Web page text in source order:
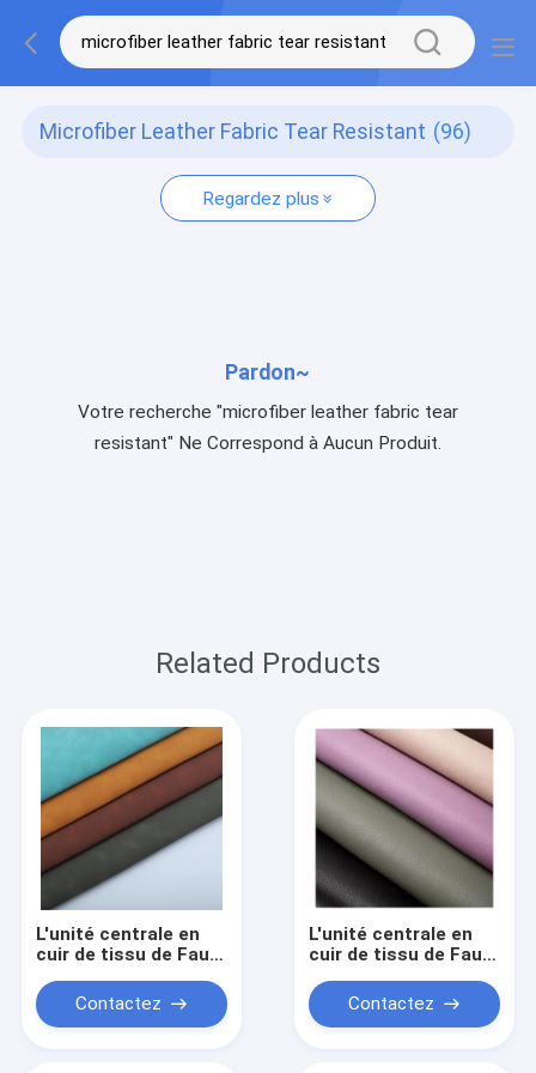
Microfiber Leather Fabric Tear Resistant (96)
Regardez plus
Pardon~
Votre recherche "microfiber leather fabric tear
resistant" Ne Correspond à Aucun Produit.
Related Products
L'unité centrale en
cuir de tissu de Faux
tissu de Microfiber
pour des sacs à main
Contactez
L'unité centrale en
cuir de tissu de Faux
tissu de Microfiber
pour des sacs à main
Contactez